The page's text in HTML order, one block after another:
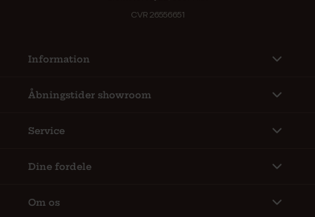
CVR 26556651
Information
Åbningstider showroom
Service
Dine fordele
Om os